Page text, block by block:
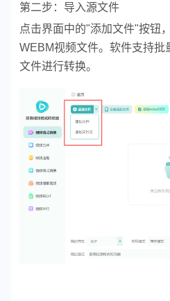
第二步：导入源文件
点击界面中的"添加文件"按钮
WEBM视频文件。软件支持批
文件进行转换。